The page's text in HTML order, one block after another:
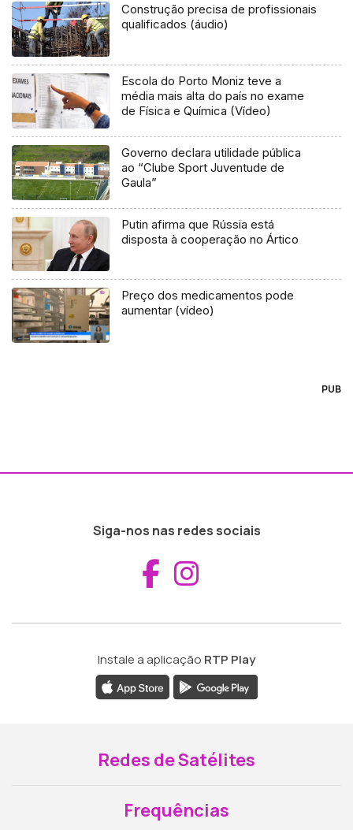
Construção precisa de profissionais
qualificados (áudio)
Escola do Porto Moniz teve a
média mais alta do país no exame
de Física e Química (Vídeo)
Governo declara utilidade pública
ao “Clube Sport Juventude de
Gaula”
Putin afirma que Rússia está
disposta à cooperação no Ártico
Preço dos medicamentos pode
aumentar (vídeo)
PUB
Siga-nos nas redes sociais
Aceder ao
Instale a aplicação RTP Play
Redes de Satélites
Frequências